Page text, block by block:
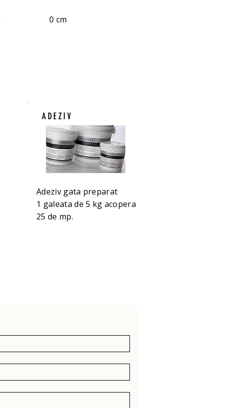
0 cm
ADEZIV
Adeziv gata preparat
1 galeata de 5 kg acopera
25 de mp.